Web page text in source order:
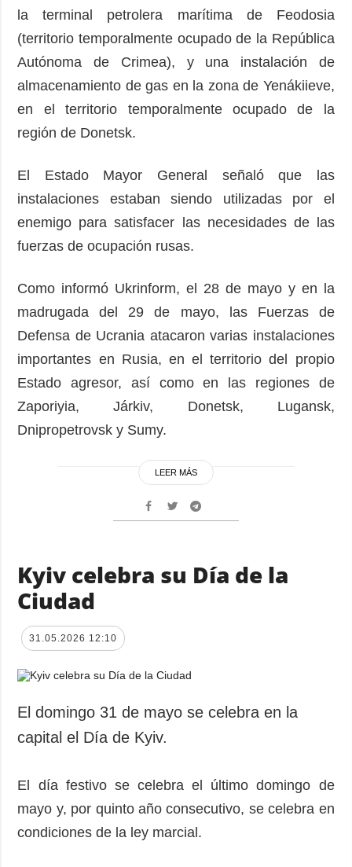
la terminal petrolera marítima de Feodosia
(territorio temporalmente ocupado de la República
Autónoma de Crimea), y una instalación de
almacenamiento de gas en la zona de Yenákiieve,
en el territorio temporalmente ocupado de la
región de Donetsk.
El Estado Mayor General señaló que las
instalaciones estaban siendo utilizadas por el
enemigo para satisfacer las necesidades de las
fuerzas de ocupación rusas.
Como informó Ukrinform, el 28 de mayo y en la
madrugada del 29 de mayo, las Fuerzas de
Defensa de Ucrania atacaron varias instalaciones
importantes en Rusia, en el territorio del propio
Estado agresor, así como en las regiones de
Zaporiyia, Járkiv, Donetsk, Lugansk,
Dnipropetrovsk y Sumy.
LEER MÁS
Kyiv celebra su Día de la
Ciudad
31.05.2026 12:10
El domingo 31 de mayo se celebra en la
capital el Día de Kyiv.
El día festivo se celebra el último domingo de
mayo y, por quinto año consecutivo, se celebra en
condiciones de la ley marcial.